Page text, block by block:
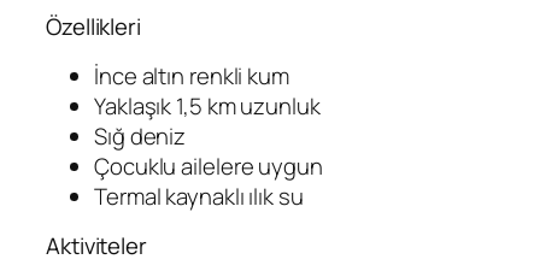
Özellikleri
İnce altın renkli kum
Yaklaşık 1,5 km uzunluk
Sığ deniz
Çocuklu ailelere uygun
Termal kaynaklı ılık su
Aktiviteler